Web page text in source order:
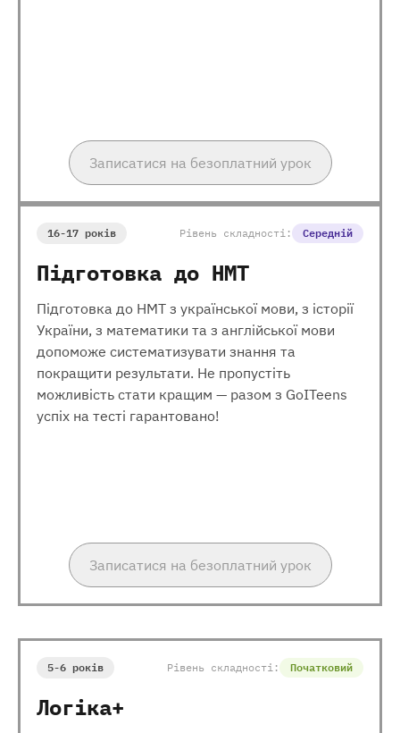
Записатися на безоплатний урок
16-17 років Рівень складності: Середній
Підготовка до НМТ
Підготовка до НМТ з української мови, з історії
України, з математики та з англійської мови
допоможе систематизувати знання та
покращити результати. Не пропустіть
можливість стати кращим — разом з GoITeens
успіх на тесті гарантовано!
Записатися на безоплатний урок
5-6 років Рівень складності: Початковий
Логіка+